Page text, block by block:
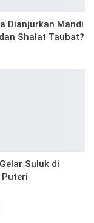
Dianjurkan Mandi
Shalat Taubat?
Suluk di
Puteri